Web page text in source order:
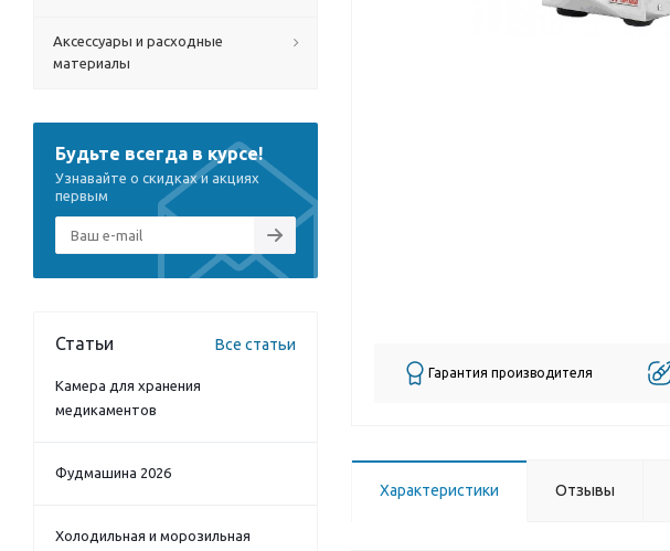
Гарантия производителя
Характеристики Отзывы
Аксессуары и расходные
материалы
Будьте всегда в курсе!
Узнавайте о скидках и акциях
первым
Статьи Все статьи
Камера для хранения
медикаментов
Фудмашина 2026
Холодильная и морозильная